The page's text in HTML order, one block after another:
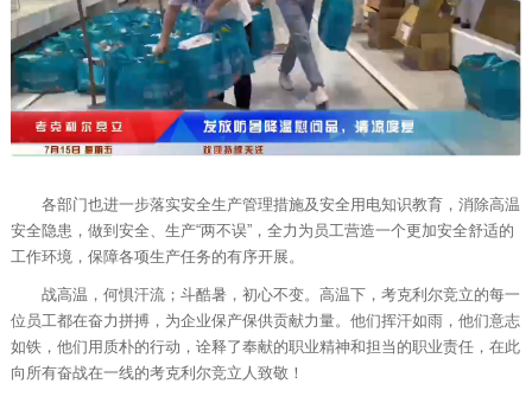
各部门也进一步落实安全生产管理措施及安全用电知识教育，消除高温
安全隐患，做到安全、生产“两不误”，全力为员工营造一个更加安全舒适的
工作环境，保障各项生产任务的有序开展。
战高温，何惧汗流；斗酷暑，初心不变。高温下，考克利尔竞立的每一
位员工都在奋力拼搏，为企业保产保供贡献力量。他们挥汗如雨，他们意志
如铁，他们用质朴的行动，诠释了奉献的职业精神和担当的职业责任，在此
向所有奋战在一线的考克利尔竞立人致敬！